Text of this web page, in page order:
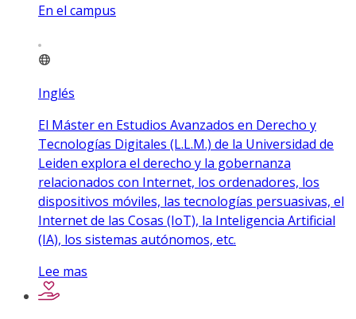
En el campus
Inglés
El Máster en Estudios Avanzados en Derecho y
Tecnologías Digitales (L.L.M.) de la Universidad de
Leiden explora el derecho y la gobernanza
relacionados con Internet, los ordenadores, los
dispositivos móviles, las tecnologías persuasivas, el
Internet de las Cosas (IoT), la Inteligencia Artificial
(IA), los sistemas autónomos, etc.
Lee mas